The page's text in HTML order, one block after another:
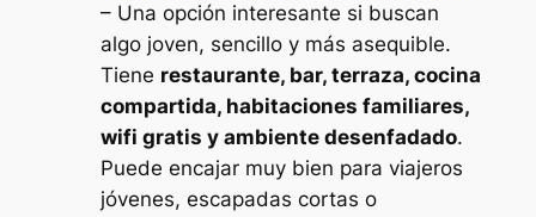
– Una opción interesante si buscan
algo joven, sencillo y más asequible.
Tiene restaurante, bar, terraza, cocina
compartida, habitaciones familiares,
wifi gratis y ambiente desenfadado.
Puede encajar muy bien para viajeros
jóvenes, escapadas cortas o